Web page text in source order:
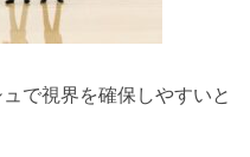
で視界を確保しやすいと